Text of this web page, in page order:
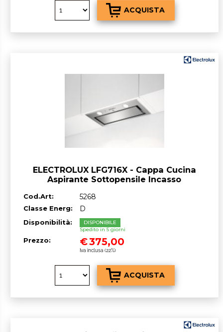
ELECTROLUX LFG716X - Cappa Cucina
Aspirante Sottopensile Incasso
Cod.Art: 5268
Classe Energ: D
Disponibilità:
DISPONIBILE
Spedito in 5 giorni
Prezzo: €375,00
Iva inclusa (22%)